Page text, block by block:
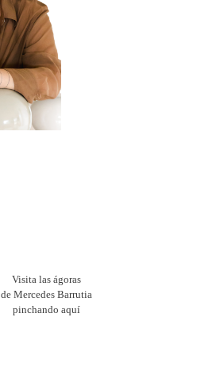
Visita las ágoras
de Mercedes Barrutia
pinchando aquí